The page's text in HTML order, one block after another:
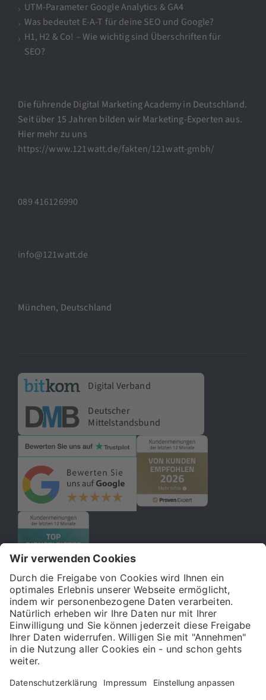
UTM-Parameter Google Analytics & GA4
Was bedeutet E-A-T für deine SEO und Google?
H1, H2 & Co! – Wie wichtig sind Überschriften für
SEO?
Die führende Digital Marketing Academy in Deutschland.
Seit über 15 Jahren bilden wir Marketing-Experten aus.
Hier mehr zu uns
https://www.121watt.de/fakten/121watt-gmbh/
089 416126990
info@121watt.de
München, Deutschland
Digital Verband
Deutscher
Mittelstandsbund
© 2026 121WATT GmbH
Über uns
Allgemeine Geschäftsbedingungen